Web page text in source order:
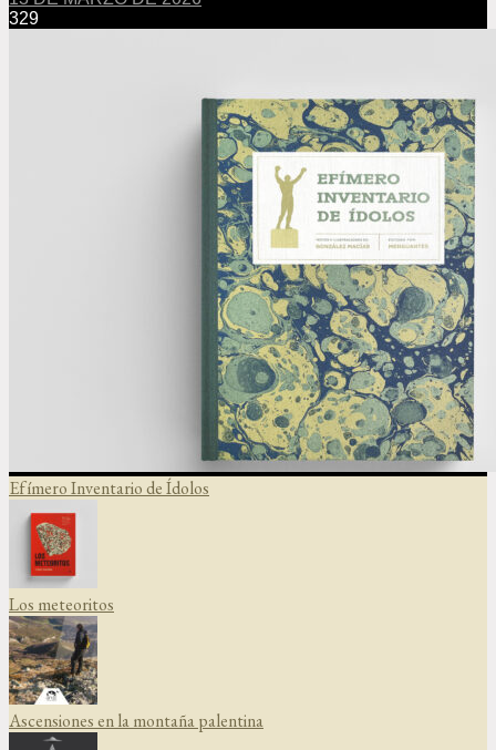
329
Efímero Inventario de Ídolos
Los meteoritos
Ascensiones en la montaña palentina